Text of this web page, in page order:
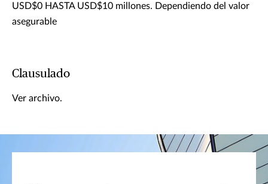
USD$0 HASTA USD$10 millones. Dependiendo del valor
asegurable
Clausulado
Ver archivo.